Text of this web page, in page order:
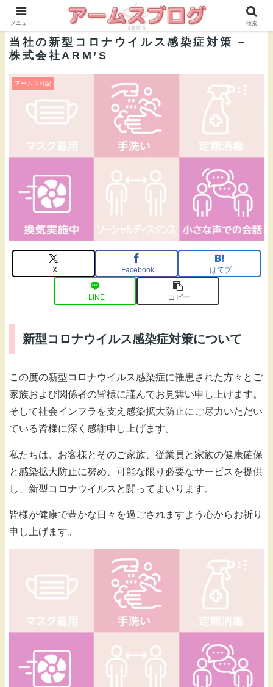
株式会社ＡＲＭ’Ｓ 公式ブログ
当社の新型コロナウイルス感染症対策 –
株式会社ARM’S
アームス日記
X Facebook はてブ
LINE コピー
新型コロナウイルス感染症対策について
この度の新型コロナウイルス感染症に罹患された方々とご
家族および関係者の皆様に謹んでお見舞い申し上げます。
そして社会インフラを支え感染拡大防止にご尽力いただい
ている皆様に深く感謝申し上げます。
私たちは、お客様とそのご家族、従業員と家族の健康確保
と感染拡大防止に努め、可能な限り必要なサービスを提供
し、新型コロナウイルスと闘ってまいります。
皆様が健康で豊かな日々を過ごされますよう心からお祈り
申し上げます。
メニュー 検索